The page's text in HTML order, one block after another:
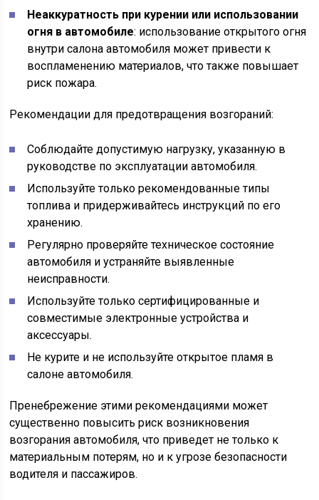
Неаккуратность при курении или использовании
огня в автомобиле: использование открытого огня
внутри салона автомобиля может привести к
воспламенению материалов, что также повышает
риск пожара.
Рекомендации для предотвращения возгораний:
Соблюдайте допустимую нагрузку, указанную в
руководстве по эксплуатации автомобиля.
Используйте только рекомендованные типы
топлива и придерживайтесь инструкций по его
хранению.
Регулярно проверяйте техническое состояние
автомобиля и устраняйте выявленные
неисправности.
Используйте только сертифицированные и
совместимые электронные устройства и
аксессуары.
Не курите и не используйте открытое пламя в
салоне автомобиля.
Пренебрежение этими рекомендациями может
существенно повысить риск возникновения
возгорания автомобиля, что приведет не только к
материальным потерям, но и к угрозе безопасности
водителя и пассажиров.